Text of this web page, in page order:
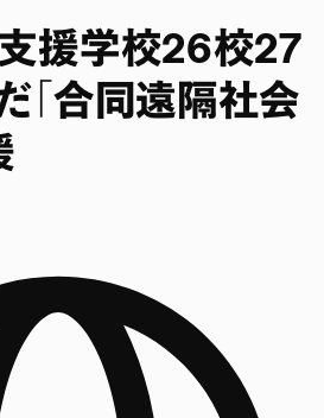
援学校26校27
「合同遠隔社会